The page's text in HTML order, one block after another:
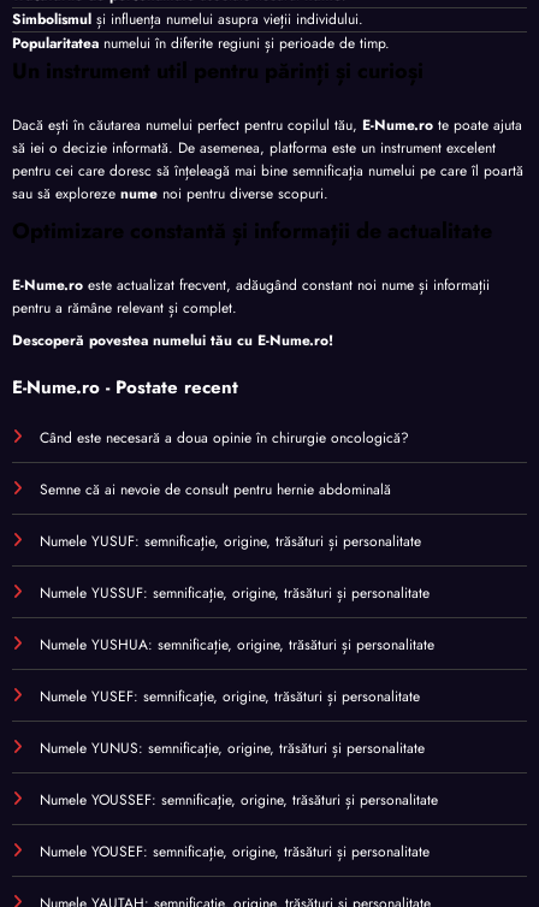
Simbolismul și influența numelui asupra vieții individului.
Popularitatea numelui în diferite regiuni și perioade de timp.
Un instrument util pentru părinți și curioși
Dacă ești în căutarea numelui perfect pentru copilul tău, E-Nume.ro te poate ajuta
să iei o decizie informată. De asemenea, platforma este un instrument excelent
pentru cei care doresc să înțeleagă mai bine semnificația numelui pe care îl poartă
sau să exploreze nume noi pentru diverse scopuri.
Optimizare constantă și informații de actualitate
E-Nume.ro este actualizat frecvent, adăugând constant noi nume și informații
pentru a rămâne relevant și complet.
Descoperă povestea numelui tău cu E-Nume.ro!
E-Nume.ro - Postate recent
Când este necesară a doua opinie în chirurgie oncologică?
Semne că ai nevoie de consult pentru hernie abdominală
Numele YUSUF: semnificație, origine, trăsături și personalitate
Numele YUSSUF: semnificație, origine, trăsături și personalitate
Numele YUSHUA: semnificație, origine, trăsături și personalitate
Numele YUSEF: semnificație, origine, trăsături și personalitate
Numele YUNUS: semnificație, origine, trăsături și personalitate
Numele YOUSSEF: semnificație, origine, trăsături și personalitate
Numele YOUSEF: semnificație, origine, trăsături și personalitate